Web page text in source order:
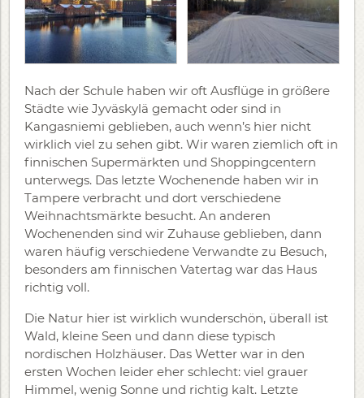
Nach der Schule haben wir oft Ausflüge in größere
Städte wie Jyväskylä gemacht oder sind in
Kangasniemi geblieben, auch wenn’s hier nicht
wirklich viel zu sehen gibt. Wir waren ziemlich oft in
finnischen Supermärkten und Shoppingcentern
unterwegs. Das letzte Wochenende haben wir in
Tampere verbracht und dort verschiedene
Weihnachtsmärkte besucht. An anderen
Wochenenden sind wir Zuhause geblieben, dann
waren häufig verschiedene Verwandte zu Besuch,
besonders am finnischen Vatertag war das Haus
richtig voll.
Die Natur hier ist wirklich wunderschön, überall ist
Wald, kleine Seen und dann diese typisch
nordischen Holzhäuser. Das Wetter war in den
ersten Wochen leider eher schlecht: viel grauer
Himmel, wenig Sonne und richtig kalt. Letzte